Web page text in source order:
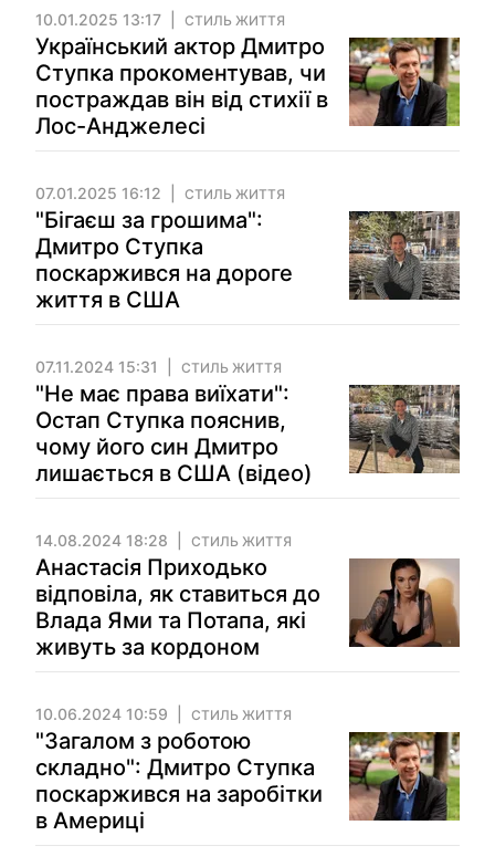
10.01.2025 13:17 СТИЛЬ ЖИТТЯ
Український актор Дмитро
Ступка прокоментував, чи
постраждав він від стихії в
Лос-Анджелесі
07.01.2025 16:12 СТИЛЬ ЖИТТЯ
"Бігаєш за грошима":
Дмитро Ступка
поскаржився на дороге
життя в США
07.11.2024 15:31 СТИЛЬ ЖИТТЯ
"Не має права виїхати":
Остап Ступка пояснив,
чому його син Дмитро
лишається в США (відео)
14.08.2024 18:28 СТИЛЬ ЖИТТЯ
Анастасія Приходько
відповіла, як ставиться до
Влада Ями та Потапа, які
живуть за кордоном
10.06.2024 10:59 СТИЛЬ ЖИТТЯ
"Загалом з роботою
складно": Дмитро Ступка
поскаржився на заробітки
в Америці